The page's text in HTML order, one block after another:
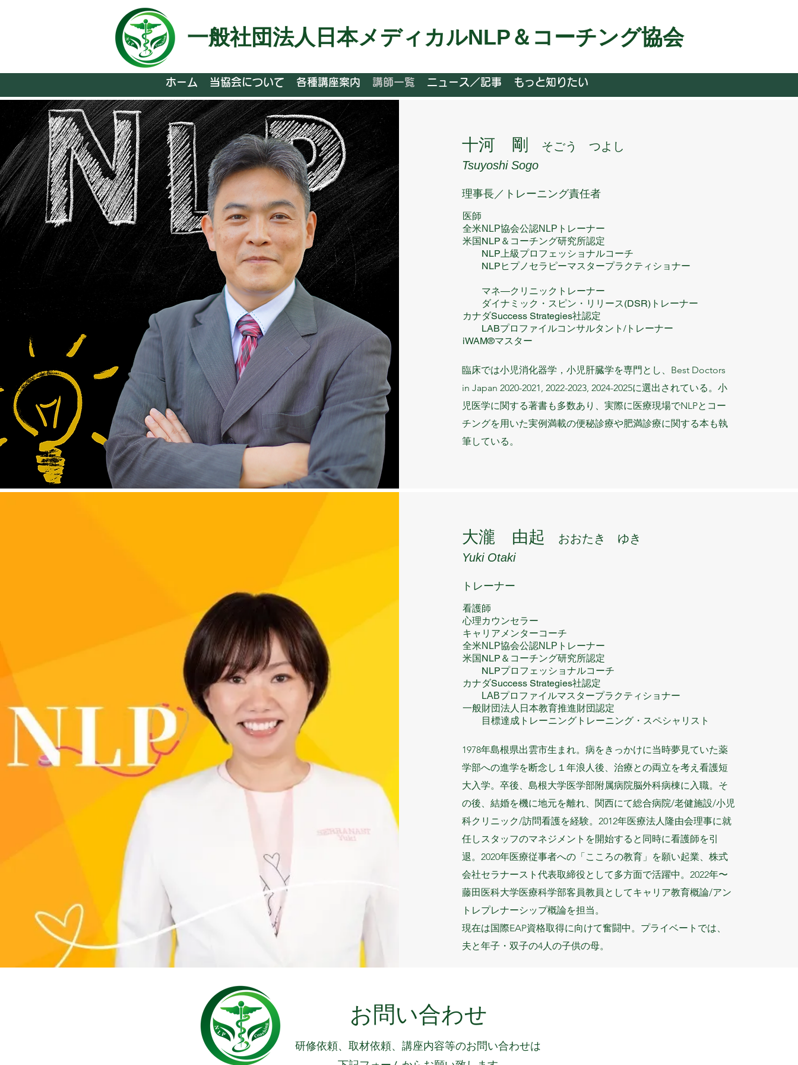
一般社団法人日本メディカルNLP＆コーチング協会
ホーム 当協会について 各種講座案内 講師一覧 ニュース／記事 もっと知りたい
十河 剛
そごう つよし
​Tsuyoshi Sogo
​理事長／トレーニング責任者
医師
全米NLP協会公認NLPトレーナー
米国NLP＆コーチング研究所認定
NLP上級プロフェッショナルコーチ
NLPヒプノセラピーマスタープラクティショナー​
​ マネ―クリニックトレーナー
ダイナミック・スピン・リリース(DSR)トレーナー​​
カナダSuccess Strategies社認定​
LABプロファイルコンサルタント/トレーナー
iWAM®マスター
​臨床では小児消化器学，小児肝臓学を専門とし、Best Doctors
in Japan 2020-2021, 2022-2023, 2024-2025に選出されている。 ​小
児医学に関する著書も多数あり、実際に医療現場でNLPとコー
チングを用いた実例満載の便秘診療や肥満診療に関する本も執
筆している。
大瀧 由起
おおたき ゆき
Yuki Otaki
​トレーナー
看護師
心理カウンセラー
キャリアメンターコーチ
全米NLP協会公認NLPトレーナー
米国NLP＆コーチング研究所認定
NLPプロフェッショナルコーチ
カナダSuccess Strategies社認定​
LABプロファイルマスタープラクティショナー
一般財団法人日本教育推進財団認定
目標達成トレーニングトレーニング・スペシャリスト
1978年島根県出雲市生まれ。病をきっかけに当時夢見ていた薬
学部への進学を断念し１年浪人後、治療との両立を考え看護短
大入学。卒後、島根大学医学部附属病院脳外科病棟に入職。そ
の後、結婚を機に地元を離れ、関西にて総合病院/老健施設/小児
科クリニック/訪問看護を経験。2012年医療法人隆由会理事に就
任しスタッフのマネジメントを開始すると同時に看護師を引
退。2020年医療従事者への「こころの教育」を願い起業、株式
会社セラナースト代表取締役として多方面で活躍中。2022年〜
藤田医科大学医療科学部客員教員としてキャリア教育概論/アン
トレプレナーシップ概論を担当。
現在は国際EAP資格取得に向けて奮闘中。プライベートでは、
夫と年子・双子の4人の子供の母。
​お問い合わせ
​研修依頼、取材依頼、講座内容等のお問い合わせは